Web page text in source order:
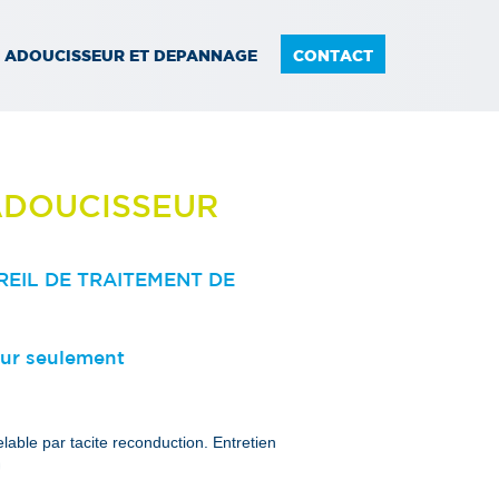
ADOUCISSEUR ET DEPANNAGE CONTACT
DE TRAITEMENT DE
seulement
par tacite reconduction. Entretien